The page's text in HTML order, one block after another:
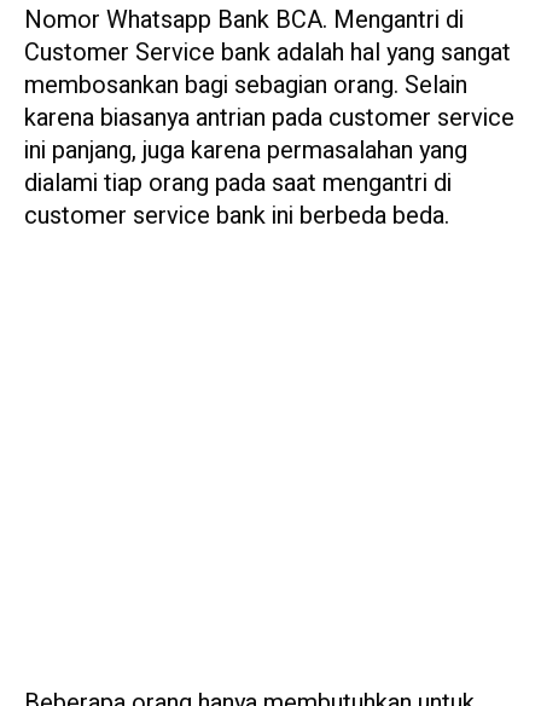
Nomor Whatsapp Bank BCA. Mengantri di
Customer Service bank adalah hal yang sangat
membosankan bagi sebagian orang. Selain
karena biasanya antrian pada customer service
ini panjang, juga karena permasalahan yang
dialami tiap orang pada saat mengantri di
customer service bank ini berbeda beda.